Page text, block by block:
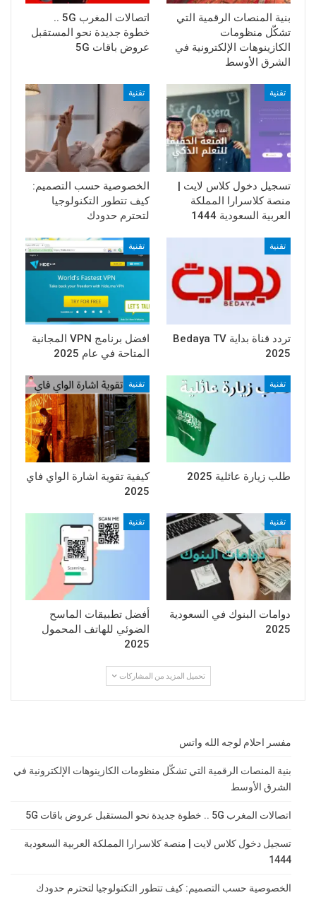
بنية المنصات الرقمية التي
تشكّل منظومات
الكازينوهات الإلكترونية في
الشرق الأوسط
اتصالات المغرب 5G ..
خطوة جديدة نحو المستقبل
عروض باقات 5G
تقنية
تسجيل دخول كلاس لايت |
منصة كلاسرارا المملكة
العربية السعودية 1444
تقنية
الخصوصية حسب التصميم:
كيف تتطور التكنولوجيا
لتحترم حدودك
تقنية
تردد قناة بداية Bedaya TV
2025
تقنية
افضل برنامج VPN المجانية
المتاحة في عام 2025
تقنية
طلب زيارة عائلية 2025
تقنية
كيفية تقوية اشارة الواي فاي
2025
تقنية
دوامات البنوك في السعودية
2025
تقنية
أفضل تطبيقات الماسح
الضوئي للهاتف المحمول
2025
تحميل المزيد من المشاركات
مفسر احلام لوجه الله واتس
بنية المنصات الرقمية التي تشكّل منظومات الكازينوهات الإلكترونية في
الشرق الأوسط
اتصالات المغرب 5G .. خطوة جديدة نحو المستقبل عروض باقات 5G
تسجيل دخول كلاس لايت | منصة كلاسرارا المملكة العربية السعودية
1444
الخصوصية حسب التصميم: كيف تتطور التكنولوجيا لتحترم حدودك